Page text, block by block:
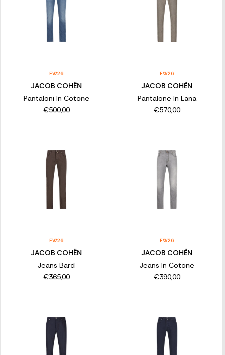
FW26
JACOB COHËN
Pantaloni In Cotone
€500,00
FW26
JACOB COHËN
Pantalone In Lana
€570,00
FW26
JACOB COHËN
Jeans Bard
€365,00
FW26
JACOB COHËN
Jeans In Cotone
€390,00